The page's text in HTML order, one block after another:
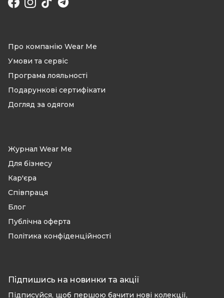
Facebook
Instagram
TikTok
Про компанію Wear Me
Умови та сервіс
Програма лояльності
Подарункові сертифікати
Догляд за одягом
Журнал Wear Me
Для бізнесу
Кар'єра
Співпраця
Блог
Публічна оферта
Політика конфіденційності
Підпишись на новинки та акції
Підписуйся, щоб першою бачити нові колекції,